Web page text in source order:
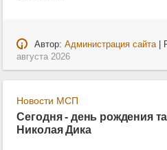
Автор: Администрация сайта|
августа 2026
Новости МСП
Сегодня - день рождения
Николая Дика